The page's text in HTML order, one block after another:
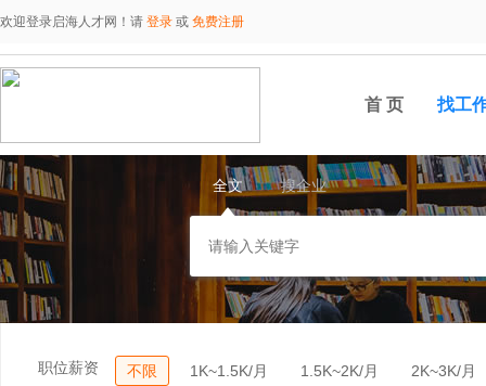
欢迎登录启海人才网！请 登录 或 免费注册
首 页 找工
全文 搜企业
职位薪资 不限 1K~1.5K/月 1.5K~2K/月 2K~3K/月